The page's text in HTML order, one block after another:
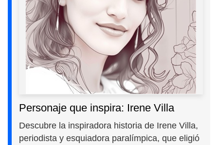
Personaje que inspira: Irene Villa
Descubre la inspiradora historia de Irene Villa,
periodista y esquiadora paralímpica, que eligió